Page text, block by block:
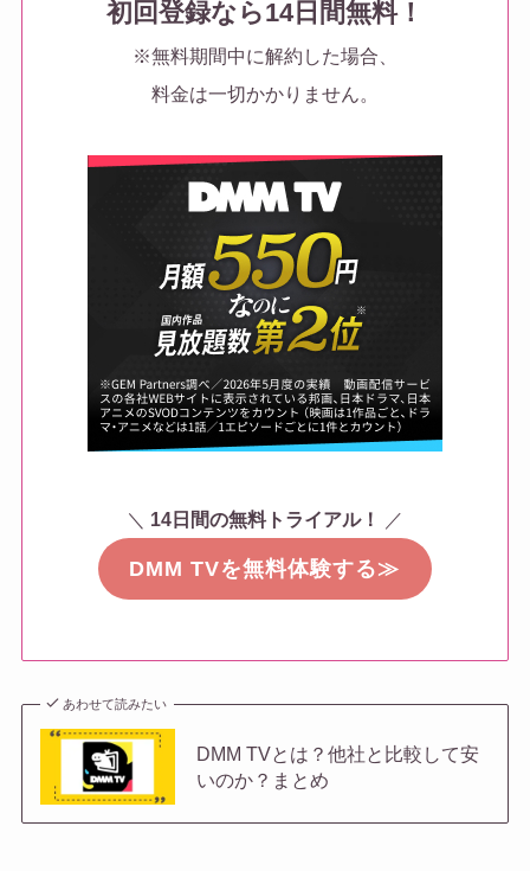
初回登録なら14日間無料！
※無料期間中に解約した場合、
料金は一切かかりません。
＼ 14日間の無料トライアル！ ／
DMM TVを無料体験する≫
あわせて読みたい
DMM TVとは？他社と比較して安
いのか？まとめ